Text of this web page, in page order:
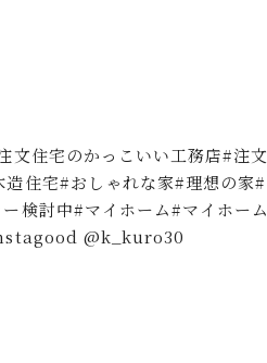
住宅のかっこいい工務店#注文
住宅#おしゃれな家#理想の家#
検討中#マイホーム#マイホーム
@k_kuro30